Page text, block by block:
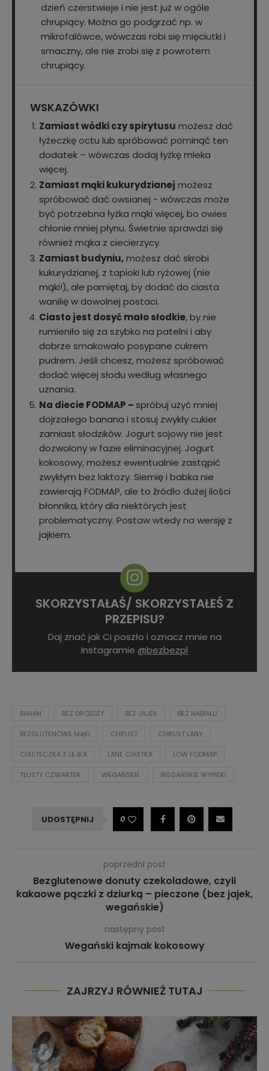
dzień czerstwieje i nie jest już w ogóle
chrupiący. Można go podgrzać np. w
mikrofalówce, wówczas robi się mięciutki i
smaczny, ale nie zrobi się z powrotem
chrupiący.
WSKAZÓWKI
Zamiast wódki czy spirytusu możesz dać
łyżeczkę octu lub spróbować pominąć ten
dodatek – wówczas dodaj łyżkę mleka
więcej.
Zamiast mąki kukurydzianej możesz
spróbować dać owsianej - wówczas może
być potrzebna łyżka mąki więcej, bo owies
chłonie mniej płynu. Świetnie sprawdzi się
również mąka z ciecierzycy.
Zamiast budyniu,możesz dać skrobi
kukurydzianej, z tapioki lub ryżowej (nie
mąki!), ale pamiętaj, by dodać do ciasta
wanilię w dowolnej postaci.
Ciasto jest dosyć mało słodkie, by nie
rumieniło się za szybko na patelni i aby
dobrze smakowało posypane cukrem
pudrem. Jeśli chcesz, możesz spróbować
dodać więcej słodu według własnego
uznania.
Na diecie FODMAP – spróbuj użyć mniej
dojrzałego banana i stosuj zwykły cukier
zamiast słodzików. Jogurt sojowy nie jest
dozwolony w fazie eliminacyjnej. Jogurt
kokosowy, możesz ewentualnie zastąpić
zwykłym bez laktozy. Siemię i babka nie
zawierają FODMAP, ale to źródło dużej ilości
błonnika, który dla niektórych jest
problematyczny. Postaw wtedy na wersję z
jajkiem.
SKORZYSTAŁAŚ/ SKORZYSTAŁEŚ Z
PRZEPISU?
Daj znać jak Ci poszło i oznacz mnie na
Instagramie @bezbezpl
BANAN BEZ DROŻDŻY BEZ JAJEK BEZ NABIAŁU
BEZGLUTENOWE MĄKI CHRUST CHRUST LANY
CIASTECZKA Z LEJKA LANE CIASTKA LOW FODMAP
TŁUSTY CZWARTEK WEGAŃSKIE WEGAŃSKIE WYPIEKI
UDOSTĘPNIJ 0
poprzedni post
Bezglutenowe donuty czekoladowe, czyli
kakaowe pączki z dziurką – pieczone (bez jajek,
wegańskie)
następny post
Wegański kajmak kokosowy
ZAJRZYJ RÓWNIEŻ TUTAJ